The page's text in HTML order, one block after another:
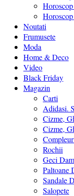
Noutati
Frumusete
Moda
Home & Deco
Video
Black Friday
Magazin
Carti
Adidasi.
Cizme,
Cizme,
Rochii
Geci
Paltoane
Sandale
Salopete